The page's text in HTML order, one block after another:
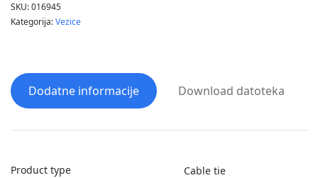
SKU:016945
Kategorija:Vezice
Dodatne informacije Download datoteka
Product type Cable tie